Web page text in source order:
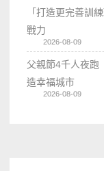
「打造更完善訓
戰力
2026-08-09
父親節4千人夜
造幸福城市
2026-08-09